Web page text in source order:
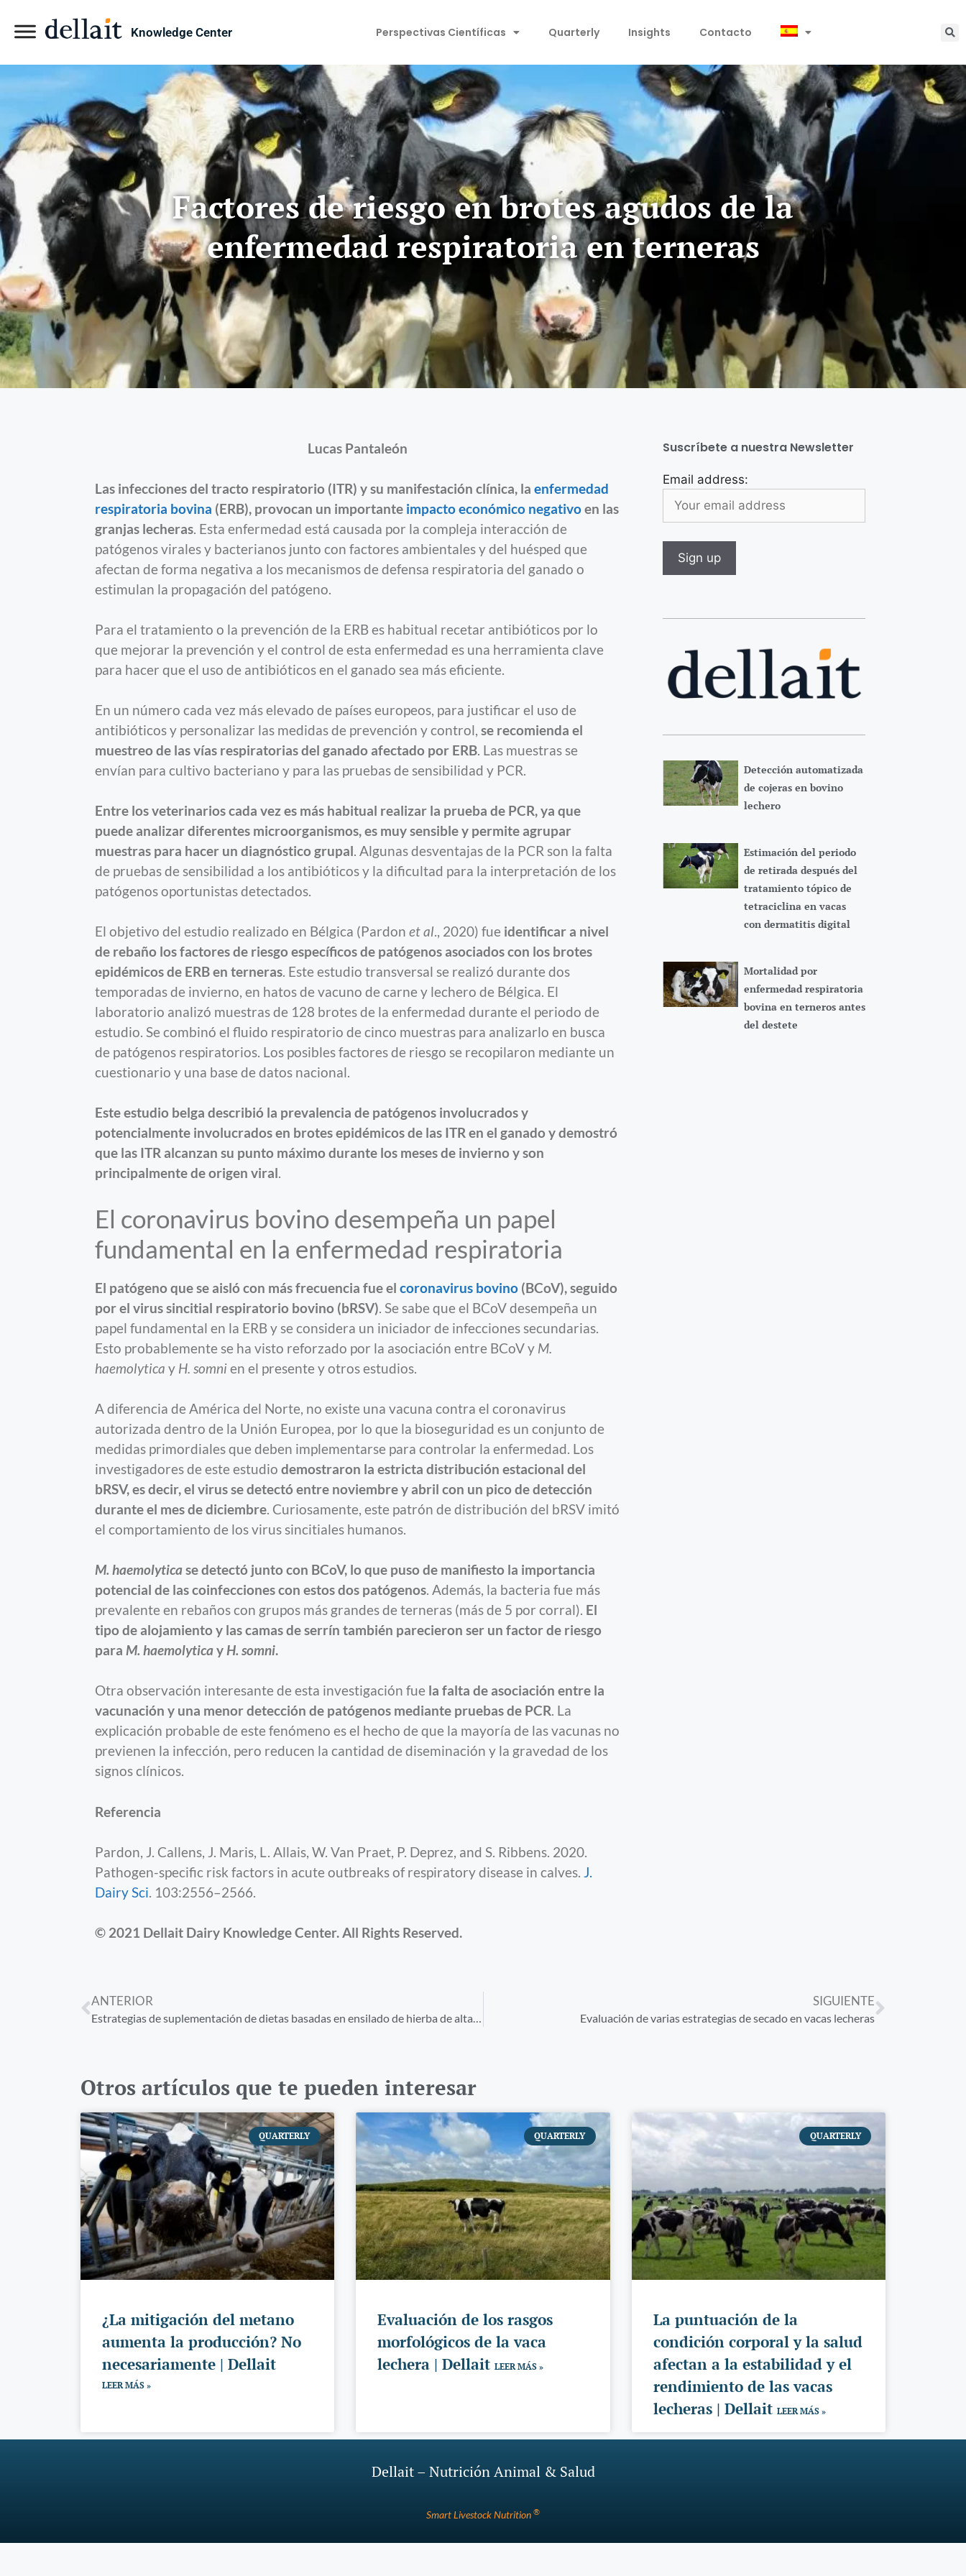
Knowledge Center Perspectivas Científicas Quarterly Insights Contacto
Factores de riesgo en brotes agudos de la
enfermedad respiratoria en terneras
Lucas Pantaleón
Las infecciones del tracto respiratorio (ITR) y su manifestación clínica, la enfermedad
respiratoria bovina (ERB), provocan un importante impacto económico negativoen las
granjas lecheras. Esta enfermedad está causada por la compleja interacción de
patógenos virales y bacterianos junto con factores ambientales y del huésped que
afectan de forma negativa a los mecanismos de defensa respiratoria del ganado o
estimulan la propagación del patógeno.
Para el tratamiento o la prevención de la ERB es habitual recetar antibióticos por lo
que mejorar la prevención y el control de esta enfermedad es una herramienta clave
para hacer que el uso de antibióticos en el ganado sea más eficiente.
En un número cada vez más elevado de países europeos, para justificar el uso de
antibióticos y personalizar las medidas de prevención y control, se recomienda el
muestreo de las vías respiratorias del ganado afectado por ERB. Las muestras se
envían para cultivo bacteriano y para las pruebas de sensibilidad y PCR.
Entre los veterinarios cada vez es más habitual realizar la prueba de PCR, ya que
puede analizar diferentes microorganismos, es muy sensible y permite agrupar
muestras para hacer un diagnóstico grupal. Algunas desventajas de la PCR son la falta
de pruebas de sensibilidad a los antibióticos y la dificultad para la interpretación de los
patógenos oportunistas detectados.
El objetivo del estudio realizado en Bélgica (Pardon et al., 2020) fue identificar a nivel
de rebaño los factores de riesgo específicos de patógenos asociados con los brotes
epidémicos de ERB en terneras. Este estudio transversal se realizó durante dos
temporadas de invierno, en hatos de vacuno de carne y lechero de Bélgica. El
laboratorio analizó muestras de 128 brotes de la enfermedad durante el periodo de
estudio. Se combinó el fluido respiratorio de cinco muestras para analizarlo en busca
de patógenos respiratorios. Los posibles factores de riesgo se recopilaron mediante un
cuestionario y una base de datos nacional.
Este estudio belga describió la prevalencia de patógenos involucrados y
potencialmente involucrados en brotes epidémicos de las ITR en el ganado y demostró
que las ITR alcanzan su punto máximo durante los meses de invierno y son
principalmente de origen viral.
El coronavirus bovino desempeña un papel
fundamental en la enfermedad respiratoria
El patógeno que se aisló con más frecuencia fue el coronavirus bovino (BCoV), seguido
por el virus sincitial respiratorio bovino (bRSV). Se sabe que el BCoV desempeña un
papel fundamental en la ERB y se considera un iniciador de infecciones secundarias.
Esto probablemente se ha visto reforzado por la asociación entre BCoV y M.
haemolytica y H. somnien el presente y otros estudios.
A diferencia de América del Norte, no existe una vacuna contra el coronavirus
autorizada dentro de la Unión Europea, por lo que la bioseguridad es un conjunto de
medidas primordiales que deben implementarse para controlar la enfermedad. Los
investigadores de este estudio demostraron la estricta distribución estacional del
bRSV, es decir, el virus se detectó entre noviembre y abril con un pico de detección
durante el mes de diciembre. Curiosamente, este patrón de distribución del bRSV imitó
el comportamiento de los virus sincitiales humanos.
M. haemolyticase detectó junto con BCoV, lo que puso de manifiesto la importancia
potencial de las coinfecciones con estos dos patógenos. Además, la bacteria fue más
prevalente en rebaños con grupos más grandes de terneras (más de 5 por corral). El
tipo de alojamiento y las camas de serrín también parecieron ser un factor de riesgo
para M. haemolyticayH. somni.
Otra observación interesante de esta investigación fue la falta de asociación entre la
vacunación y una menor detección de patógenos mediante pruebas de PCR. La
explicación probable de este fenómeno es el hecho de que la mayoría de las vacunas no
previenen la infección, pero reducen la cantidad de diseminación y la gravedad de los
signos clínicos.
Referencia
Pardon, J. Callens, J. Maris, L. Allais, W. Van Praet, P. Deprez, and S. Ribbens. 2020.
Pathogen-specific risk factors in acute outbreaks of respiratory disease in calves. J.
Dairy Sci. 103:2556–2566.
© 2021 Dellait Dairy Knowledge Center. All Rights Reserved.
Suscríbete a nuestra Newsletter
Email address:
Detección automatizada
de cojeras en bovino
lechero
Estimación del periodo
de retirada después del
tratamiento tópico de
tetraciclina en vacas
con dermatitis digital
Mortalidad por
enfermedad respiratoria
bovina en terneros antes
del destete
ANTERIOR SIGUIENTE
Evaluación de varias estrategias de secado en vacas lecheras
Otros artículos que te pueden interesar
QUARTERLY
¿La mitigación del metano
aumenta la producción? No
necesariamente | Dellait
LEER MÁS »
QUARTERLY
Evaluación de los rasgos
morfológicos de la vaca
lechera | DellaitLEER MÁS »
QUARTERLY
La puntuación de la
condición corporal y la salud
afectan a la estabilidad y el
rendimiento de las vacas
lecheras | Dellait LEER MÁS »
Dellait – Nutrición Animal & Salud
Smart Livestock Nutrition ®